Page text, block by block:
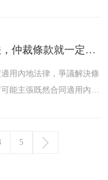
廣悅專業研究丨合同適用內地法，仲裁條款就一定適用內地法嗎——從天津某酒店管理公司案看涉港仲裁協議准據法
用內地法律，爭議解決條
能主張既然合同適用內地
5